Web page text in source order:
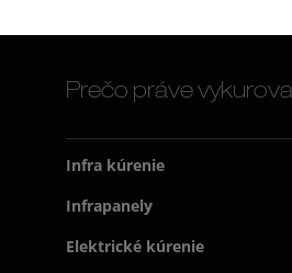
Prečo práve
Infra kúrenie
Infrapanely
Elektrické kúrenie